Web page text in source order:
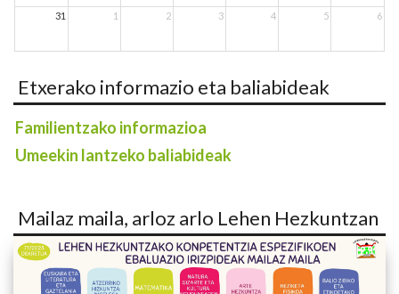
31 1 2 3 4 5 6
Etxerako informazio eta baliabideak
Familientzako informazioa
Umeekin lantzeko baliabideak
Mailaz maila, arloz arlo Lehen Hezkuntzan